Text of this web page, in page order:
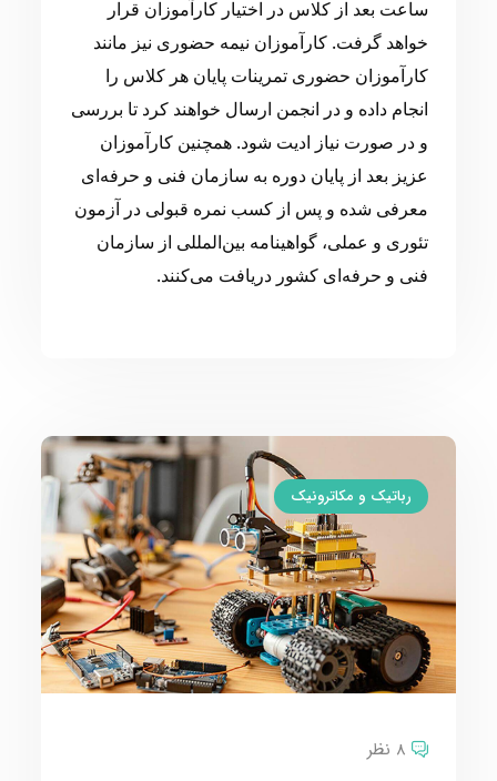
ساعت بعد از کلاس در اختیار کارآموزان قرار
خواهد گرفت. کارآموزان نیمه حضوری نیز مانند
کارآموزان حضوری تمرینات پایان هر کلاس را
انجام داده و در انجمن ارسال خواهند کرد تا بررسی
و در صورت نیاز ادیت شود. همچنین کارآموزان
عزیز بعد از پایان دوره به سازمان فنی و حرفه‌ای
معرفی شده و پس از کسب نمره قبولی در آزمون
تئوری و عملی، گواهینامه بین‌المللی از سازمان
فنی و حرفه‌ای کشور دریافت می‌کنند.
رباتیک و مکاترونیک
8 نظر